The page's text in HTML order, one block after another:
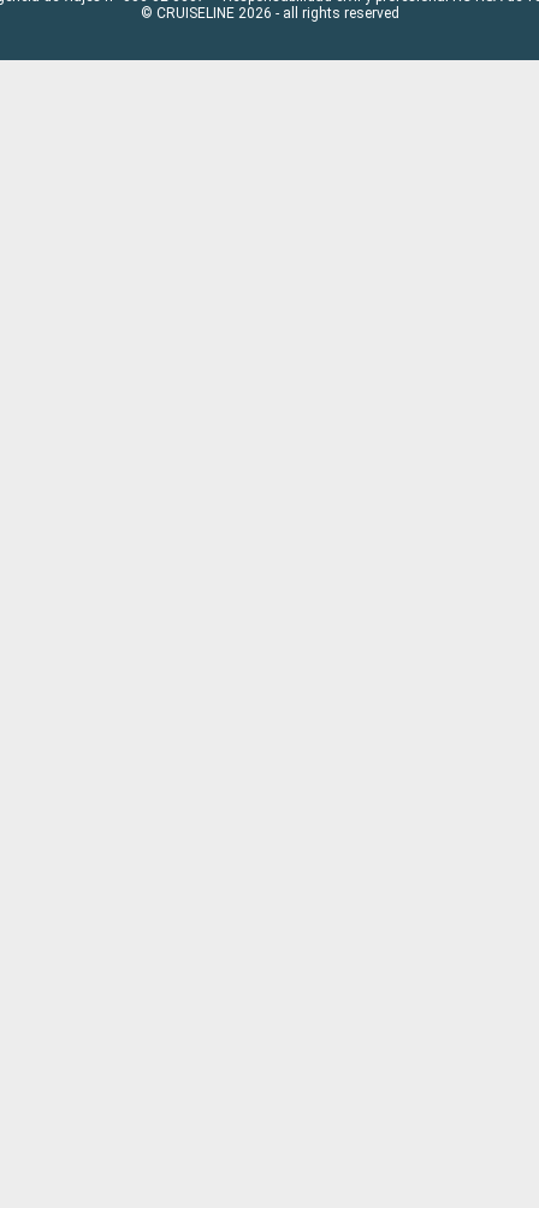
© CRUISELINE 2026 - all rights reserved